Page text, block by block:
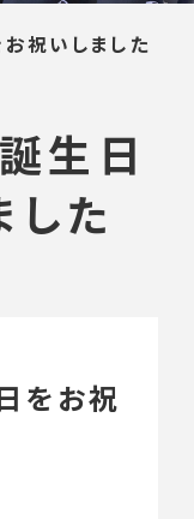
祝いしました
生日
した
をお祝